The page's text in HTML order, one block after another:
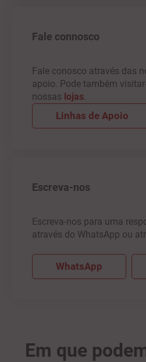
Fale connosco
Fale conosco através das
apoio. Pode também
nossas lojas.
Linhas de Apoio
Escreva-nos
Escreva-nos para uma
através do WhatsApp ou
WhatsApp
Em que